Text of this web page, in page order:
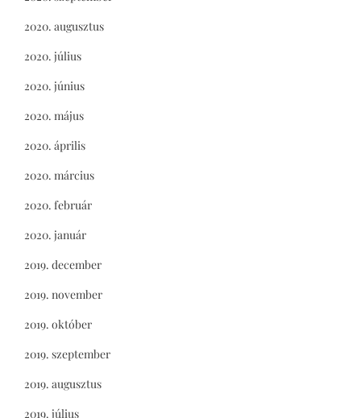
2020. augusztus
2020. július
2020. június
2020. május
2020. április
2020. március
2020. február
2020. január
2019. december
2019. november
2019. október
2019. szeptember
2019. augusztus
2019. július